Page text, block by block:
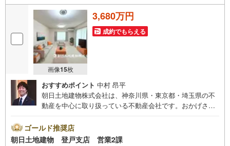
画像15枚
3,680万円
成約でもらえる
おすすめポイント 中村 昂平
朝日土地建物株式会社は、神奈川県・東京都・埼玉県の不
動産を中心に取り扱っている不動産会社です。おかげさま
ポートいたします。
ゴールド推奨店
朝日土地建物 登戸支店 営業2課